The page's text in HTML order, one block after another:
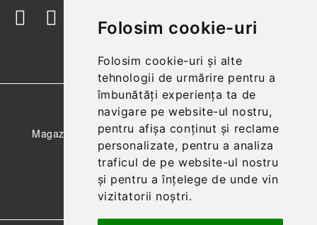
Folosim cookie-uri
Folosim cookie-uri și alte
tehnologii de urmărire pentru a
îmbunătăți experiența ta de
navigare pe website-ul nostru,
pentru afișa conținut și reclame
personalizate, pentru a analiza
traficul de pe website-ul nostru
și pentru a înțelege de unde vin
vizitatorii noștri.
Magazinul nostru respecta 100% prevederile GDPR.
Citeste politica de confidentialitate
Informatiile mele personale